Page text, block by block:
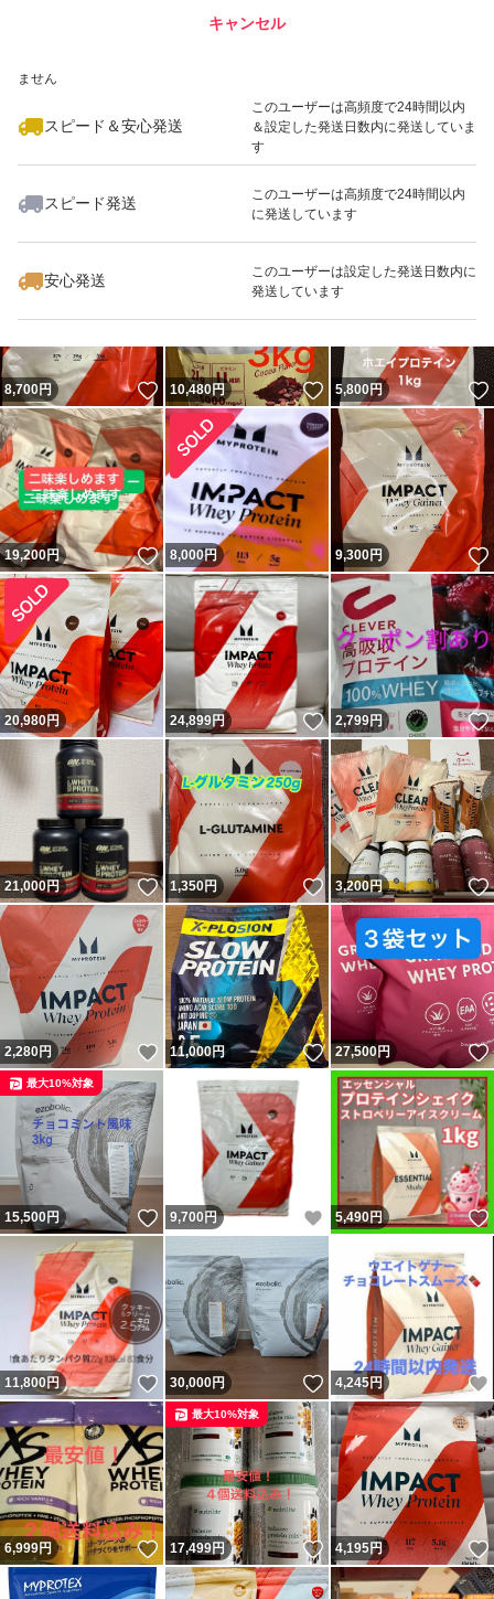
ません
スピード＆安心発送
このユーザーは高頻度で24時間以内
＆設定した発送日数内に発送していま
す
スピード発送
このユーザーは高頻度で24時間以内
に発送しています
安心発送
このユーザーは設定した発送日数内に
発送しています
キャンセル
いいね！
19,600
8,700円 いいね！
10,480円 いいね！
5,800円
19,200円 いいね！
8,000円 9,300円
20,980円 24,899円 いいね！
2,799円
21,000円 いいね！
1,350円 いいね！
3,200円
2,280円 いいね！
11,000円 いいね！
27,500円
15,500円 いいね！
最大10%対象
9,700 円 いいね！
5,490円
11,800円 いいね！
30,000円 いいね！
4,245円
6,999円 いいね！
17,499円 いいね！
最大10%対象
4,195円